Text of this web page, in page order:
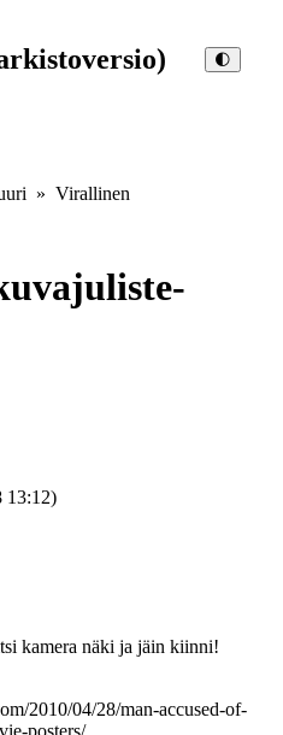
🌓
» Virallinen
13:12)
kamera näki ja jäin kiinni!
2010/04/28/man-accused-of-
posters/